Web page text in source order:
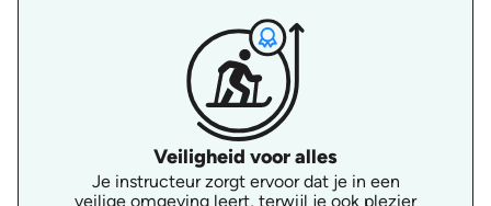
Veiligheid voor alles
Je instructeur zorgt ervoor dat je in een
veilige omgeving leert, terwijl je ook plezier